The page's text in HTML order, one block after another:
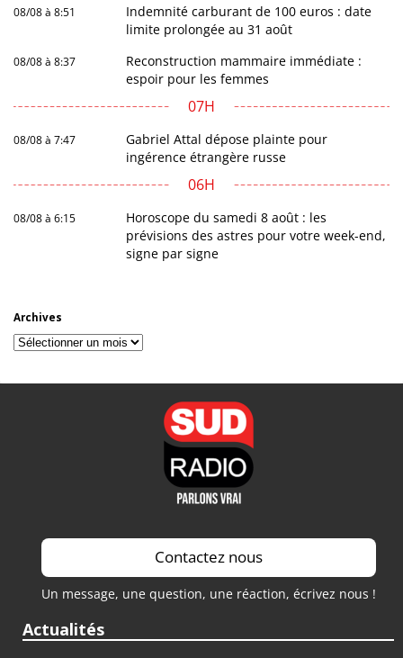
08/08 à 8:51
Indemnité carburant de 100 euros : date
limite prolongée au 31 août
08/08 à 8:37
Reconstruction mammaire immédiate :
espoir pour les femmes
07H
08/08 à 7:47
Gabriel Attal dépose plainte pour
ingérence étrangère russe
06H
08/08 à 6:15
Horoscope du samedi 8 août : les
prévisions des astres pour votre week-end,
signe par signe
Archives
Archives
Contactez nous
Un message, une question, une réaction, écrivez nous !
Actualités